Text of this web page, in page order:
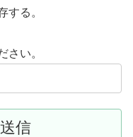
する。
さい。